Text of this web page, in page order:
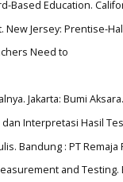
Based Education.
Jersey: Prentise-
Need to
Jakarta: Bumi Aksara.
Interpretasi Hasil
Bandung : PT Remaja
and